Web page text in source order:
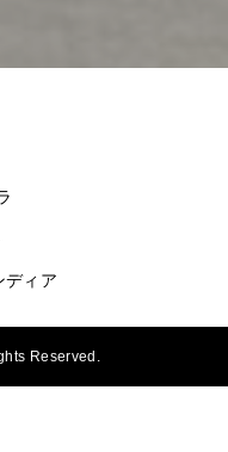
ディア
Reserved.